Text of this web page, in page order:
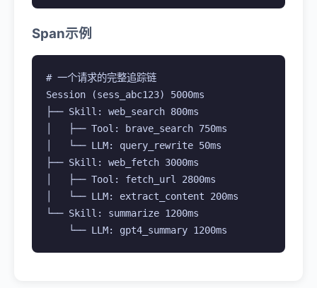
Span示例
# 一个请求的完整追踪链
Session (sess_abc123) 5000ms
├── Skill: web_search 800ms
│   ├── Tool: brave_search 750ms
│   └── LLM: query_rewrite 50ms
├── Skill: web_fetch 3000ms
│   ├── Tool: fetch_url 2800ms
│   └── LLM: extract_content 200ms
└── Skill: summarize 1200ms
    └── LLM: gpt4_summary 1200ms